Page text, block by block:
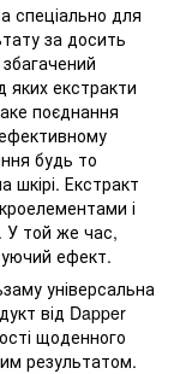
спеціально для
за досить
яких екстракти
поєднання
будь то
шкірі. Екстракт
і
У той же час,
ефект.
універсальна
від Dapper
щоденного
результатом.